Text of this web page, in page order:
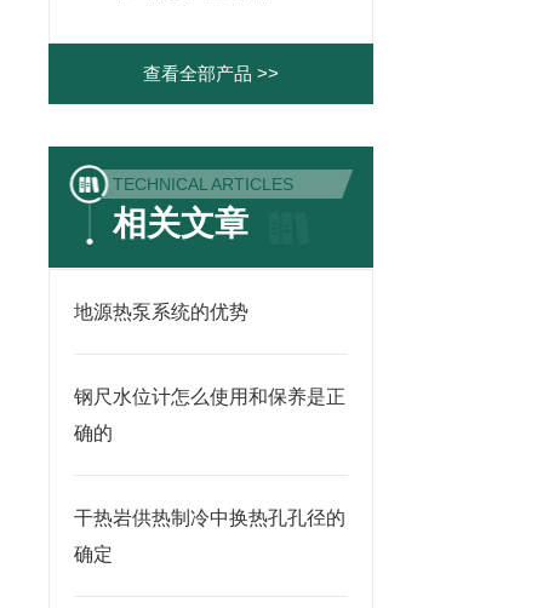
查看全部产品 >>
TECHNICAL ARTICLES
相关文章
地源热泵系统的优势
钢尺水位计怎么使用和保养是正
确的
干热岩供热制冷中换热孔孔径的
确定